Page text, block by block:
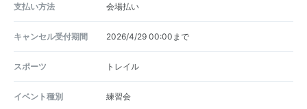
支払い方法 会場払い
キャンセル受付期間 2026/4/29 00:00まで
スポーツ トレイル
イベント種別 練習会